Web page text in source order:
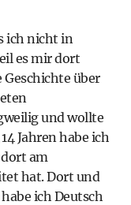
ich nicht in
es mir dort
über
und wollte
Jahren habe ich
am
hat. Dort und
ich Deutsch